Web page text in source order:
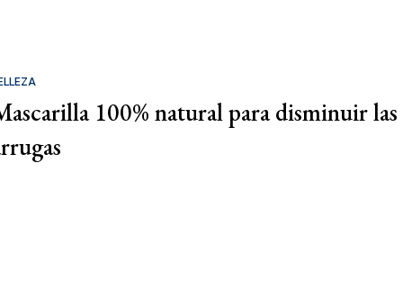
100% natural para disminuir las